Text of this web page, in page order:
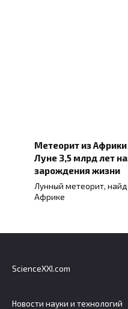
Метеорит из
Луне 3,5 млрд лет
зарождения жизни
Лунный метеорит,
Африке
ScienceXXI.com
Новости науки и технологий